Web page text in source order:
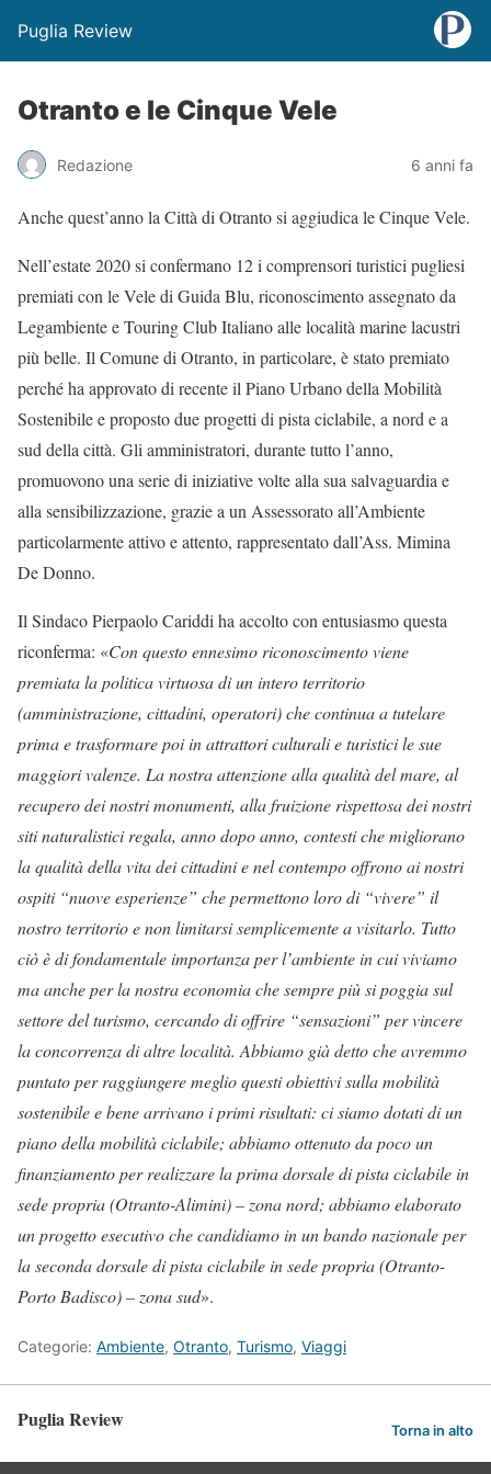
Puglia Review
Otranto e le Cinque Vele
Redazione 6 anni fa
Anche quest’anno la Città di Otranto si aggiudica le Cinque Vele.
Nell’estate 2020 si confermano 12 i comprensori turistici pugliesi
premiati con le Vele di Guida Blu, riconoscimento assegnato da
Legambiente e Touring Club Italiano alle località marine lacustri
più belle. Il Comune di Otranto, in particolare, è stato premiato
perché ha approvato di recente il Piano Urbano della Mobilità
Sostenibile e proposto due progetti di pista ciclabile, a nord e a
sud della città. Gli amministratori, durante tutto l’anno,
promuovono una serie di iniziative volte alla sua salvaguardia e
alla sensibilizzazione, grazie a un Assessorato all’Ambiente
particolarmente attivo e attento, rappresentato dall’Ass. Mimina
De Donno.
Il Sindaco Pierpaolo Cariddi ha accolto con entusiasmo questa
riconferma: «Con questo ennesimo riconoscimento viene
premiata la politica virtuosa di un intero territorio
(amministrazione, cittadini, operatori) che continua a tutelare
prima e trasformare poi in attrattori culturali e turistici le sue
maggiori valenze. La nostra attenzione alla qualità del mare, al
recupero dei nostri monumenti, alla fruizione rispettosa dei nostri
siti naturalistici regala, anno dopo anno, contesti che migliorano
la qualità della vita dei cittadini e nel contempo offrono ai nostri
ospiti “nuove esperienze” che permettono loro di “vivere” il
nostro territorio e non limitarsi semplicemente a visitarlo. Tutto
ciò è di fondamentale importanza per l’ambiente in cui viviamo
ma anche per la nostra economia che sempre più si poggia sul
settore del turismo, cercando di offrire “sensazioni” per vincere
la concorrenza di altre località. Abbiamo già detto che avremmo
puntato per raggiungere meglio questi obiettivi sulla mobilità
sostenibile e bene arrivano i primi risultati: ci siamo dotati di un
piano della mobilità ciclabile; abbiamo ottenuto da poco un
finanziamento per realizzare la prima dorsale di pista ciclabile in
sede propria (Otranto-Alimini) – zona nord; abbiamo elaborato
un progetto esecutivo che candidiamo in un bando nazionale per
la seconda dorsale di pista ciclabile in sede propria (Otranto-
Porto Badisco) – zona sud».
Categorie: Ambiente, Otranto, Turismo, Viaggi
Puglia Review Torna in alto